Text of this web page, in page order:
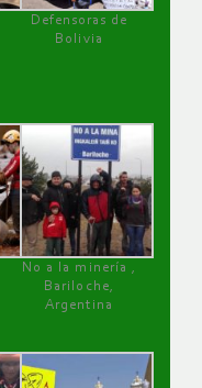
Defensoras de
Bolivia
No a la minería ,
Bariloche,
Argentina